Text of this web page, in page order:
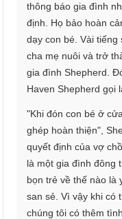
thông báo gia đình
định. Họ bảo hoàn
dạy con bé. Vài
cha mẹ nuôi và trở
gia đình Shepherd.
Haven Shepherd gọi
"Khi đón con bé ở
ghép hoàn thiện",
quyết định của vợ
là một gia đình đông
bọn trẻ về thế nào là
san sẻ. Vì vậy khi có
chúng tôi có thêm